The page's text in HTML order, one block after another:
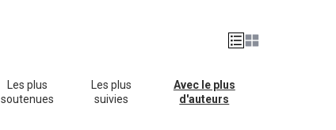
Les plus
soutenues
Les plus
suivies
Avec le plus
d'auteurs